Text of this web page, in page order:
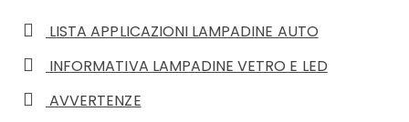
LISTA APPLICAZIONI LAMPADINE AUTO
INFORMATIVA LAMPADINE VETRO E LED
AVVERTENZE